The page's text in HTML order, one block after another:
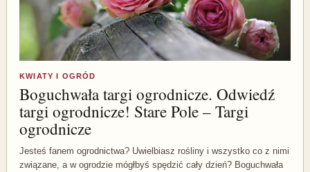
KWIATY I OGRÓD
Boguchwała targi ogrodnicze. Odwiedź
targi ogrodnicze! Stare Pole – Targi
ogrodnicze
Jesteś fanem ogrodnictwa? Uwielbiasz rośliny i wszystko co z nimi
związane, a w ogrodzie mógłbyś spędzić cały dzień? Boguchwała